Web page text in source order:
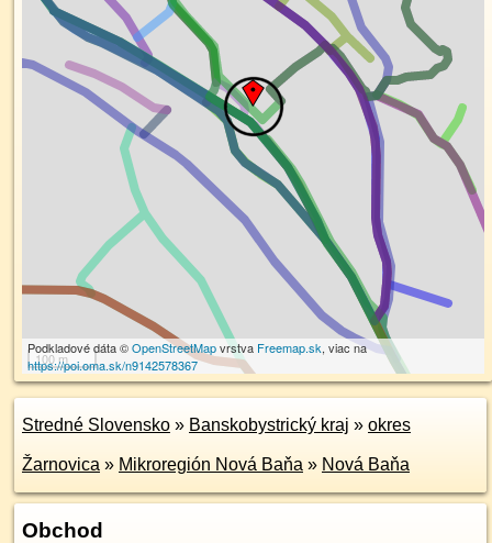
100 m
Podkladové dáta ©OpenStreetMapvrstva Freemap.sk, viac na
https://poi.oma.sk/n9142578367
Stredné Slovensko » Banskobystrický kraj » okres
Žarnovica » Mikroregión Nová Baňa » Nová Baňa
Obchod